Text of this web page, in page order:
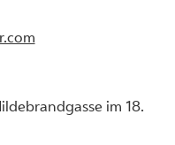
im 18.